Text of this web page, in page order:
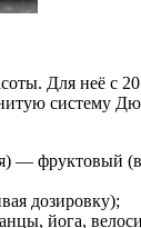
Для неё с
систему
фруктовый
дозировку);
йога,